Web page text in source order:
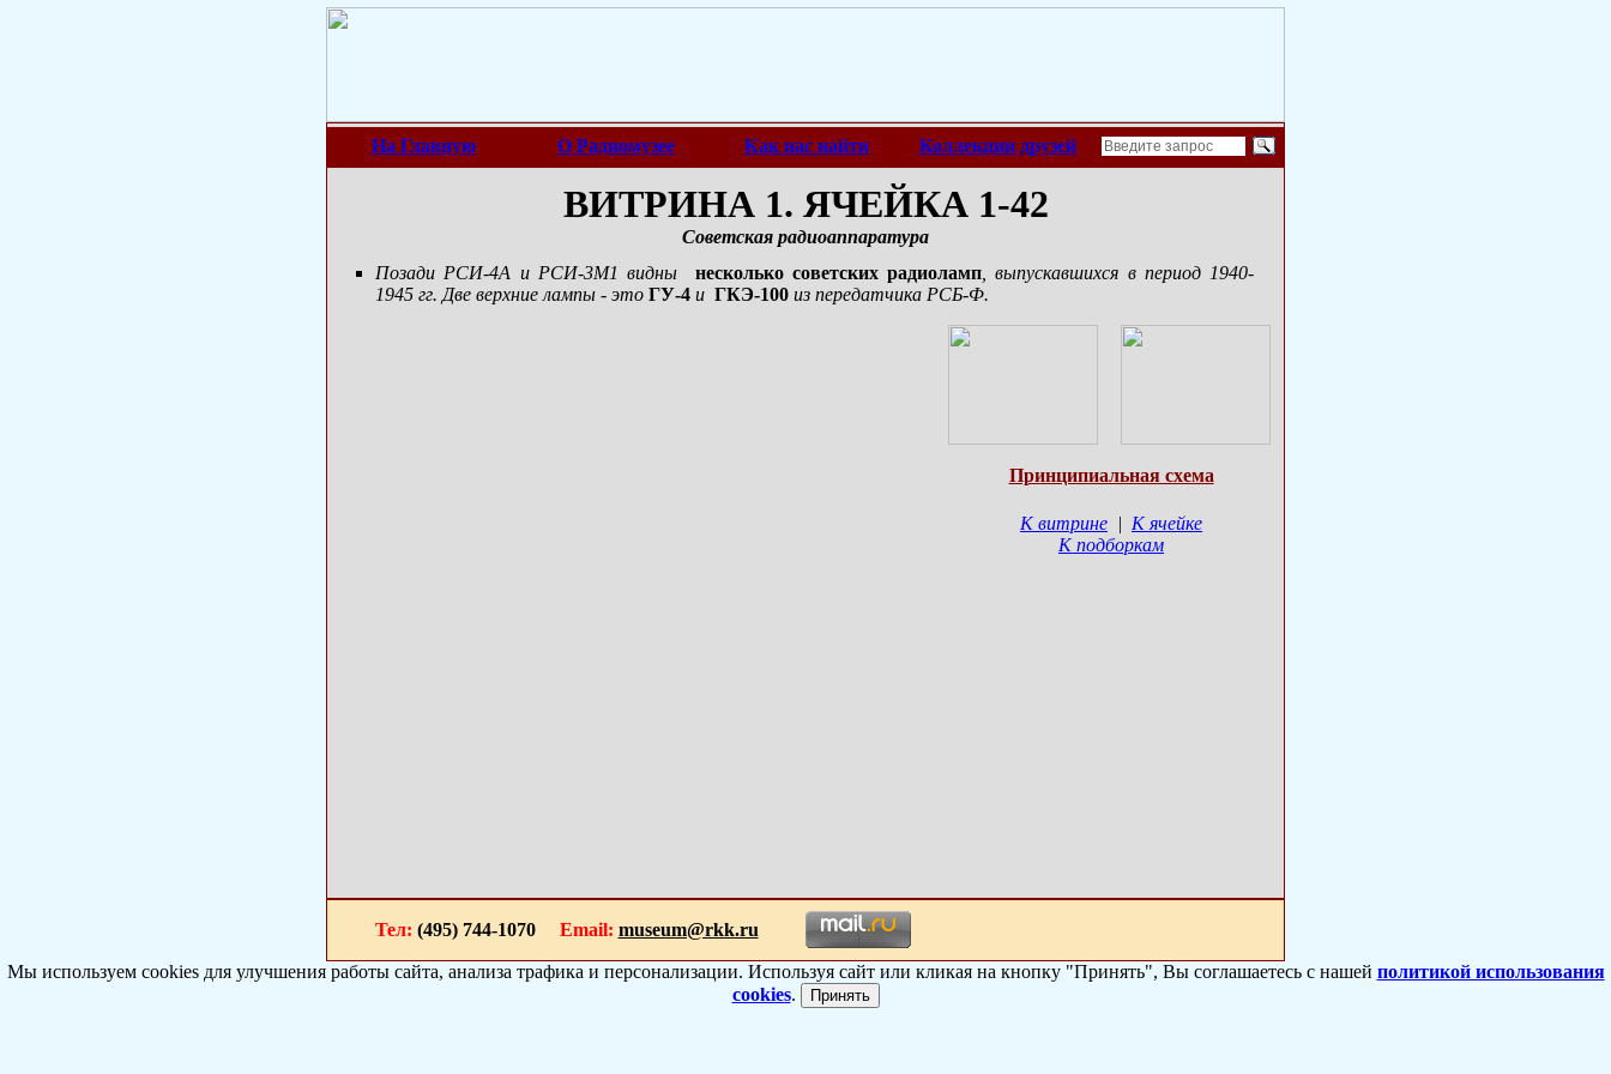
На Главную О Радиомузее Как нас найти Коллекции друзей
ВИТРИНА 1. ЯЧЕЙКА 1-42
Советская радиоаппаратура
Позади РСИ-4А и РСИ-3М1 видны несколько советских радиоламп , выпускавшихся в период 1940-
1945 гг. Две верхние лампы - это ГУ-4 и ГКЭ-100 из передатчика РСБ-Ф.
Принципиальная схема
К витрине | К ячейке
К подборкам
Тел: (495) 744-1070 Email: museum@rkk.ru
Мы используем cookies для улучшения работы сайта, анализа трафика и персонализации. Используя сайт или кликая на кнопку "Принять", Вы соглашаетесь с нашей политикой использования
cookies. Принять